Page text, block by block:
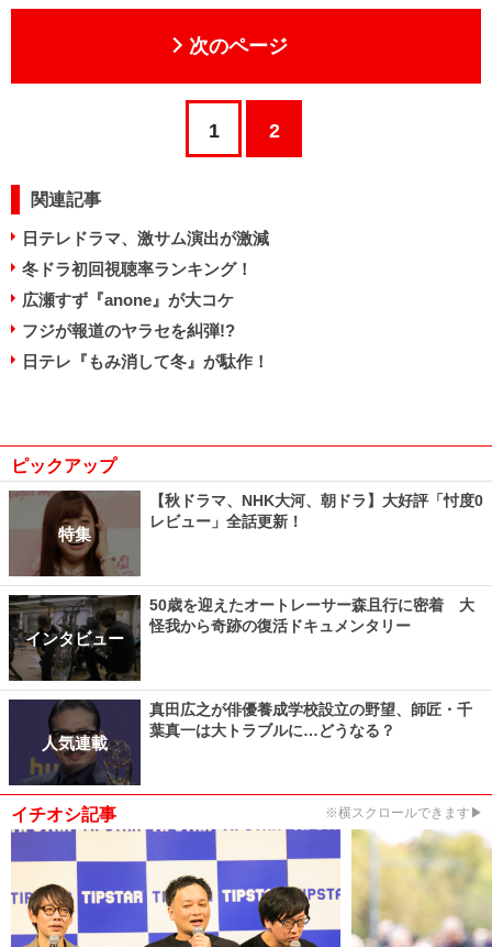
次のページ
1 2
関連記事
日テレドラマ、激サム演出が激減
冬ドラ初回視聴率ランキング！
広瀬すず『anone』が大コケ
フジが報道のヤラセを糾弾!?
日テレ『もみ消して冬』が駄作！
ピックアップ
特集
【秋ドラマ、NHK大河、朝ドラ】大好評「忖度0
レビュー」全話更新！
インタビュー
50歳を迎えたオートレーサー森且行に密着 大
怪我から奇跡の復活ドキュメンタリー
人気連載
真田広之が俳優養成学校設立の野望、師匠・千
葉真一は大トラブルに…どうなる？
イチオシ記事 ※横スクロールできます▶